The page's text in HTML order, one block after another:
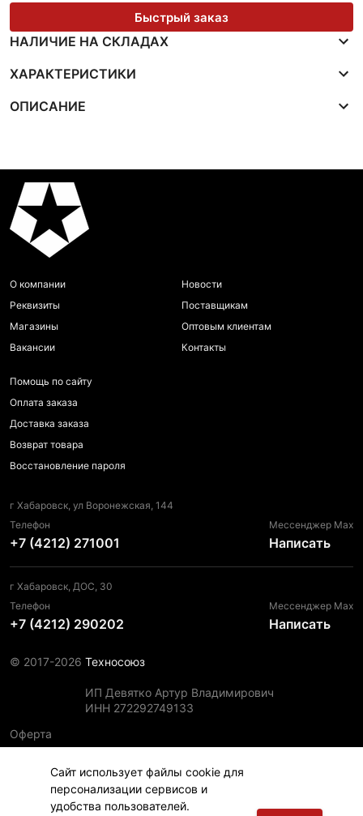
Сайт использует файлы cookie для
персонализации сервисов и
удобства пользователей.
Быстрый заказ
НАЛИЧИЕ НА СКЛАДАХ
ХАРАКТЕРИСТИКИ
ОПИСАНИЕ
О компании
Реквизиты
Магазины
Вакансии
Новости
Поставщикам
Оптовым клиентам
Контакты
Помощь по сайту
Оплата заказа
Доставка заказа
Возврат товара
Восстановление пароля
г Хабаровск, ул Воронежская, 144
Телефон
+7 (4212) 271001
Мессенджер Max
Написать
г Хабаровск, ДОС, 30
Телефон
+7 (4212) 290202
Мессенджер Max
Написать
© 2017-2026 Техносоюз
ИП Девятко Артур Владимирович
ИНН 272292749133
Оферта
Политика конфиденциальности
Политика использования файлов cookie